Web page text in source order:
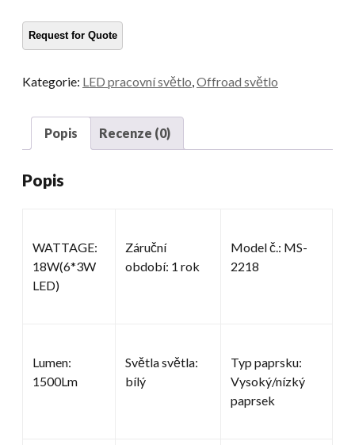
množství
Kategorie: LED pracovní světlo Offroad světlo
Popis Recenze (0)
Popis
WATTAGE:
18W(6*3W
LED)
Záruční
období: 1 rok
Model č.: MS-
2218
Lumen:
1500Lm
Světla světla:
bílý
Typ paprsku:
Vysoký/nízký
paprsek